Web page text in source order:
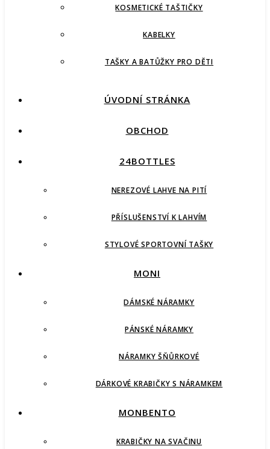
KOSMETICKÉ TAŠTIČKY
KABELKY
TAŠKY A BATŮŽKY PRO DĚTI
ÚVODNÍ STRÁNKA
OBCHOD
24BOTTLES
NEREZOVÉ LAHVE NA PITÍ
PŘÍSLUŠENSTVÍ K LAHVÍM
STYLOVÉ SPORTOVNÍ TAŠKY
MONI
DÁMSKÉ NÁRAMKY
PÁNSKÉ NÁRAMKY
NÁRAMKY ŠŇŮRKOVÉ
DÁRKOVÉ KRABIČKY S NÁRAMKEM
MONBENTO
KRABIČKY NA SVAČINU